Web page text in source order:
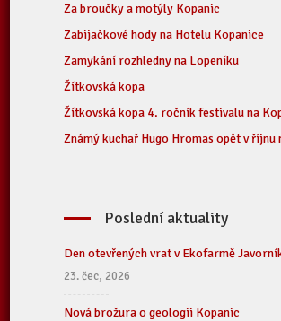
Za broučky a motýly Kopanic
Zabijačkové hody na Hotelu Kopanice
Zamykání rozhledny na Lopeníku
Žítkovská kopa
Žítkovská kopa 4. ročník festivalu na
Známý kuchař Hugo Hromas opět v říjnu
Poslední aktuality
Den otevřených vrat v Ekofarmě
23. čec, 2026
Nová brožura o geologii Kopanic